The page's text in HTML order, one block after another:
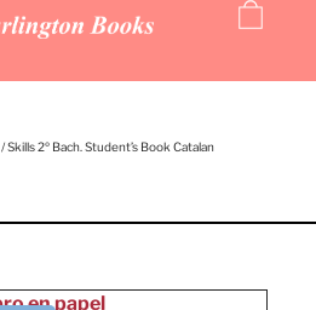
/ Skills 2º Bach. Student’s Book Catalan